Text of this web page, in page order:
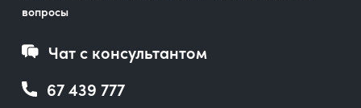
вопросы
Чат с консультантом
67 439 777